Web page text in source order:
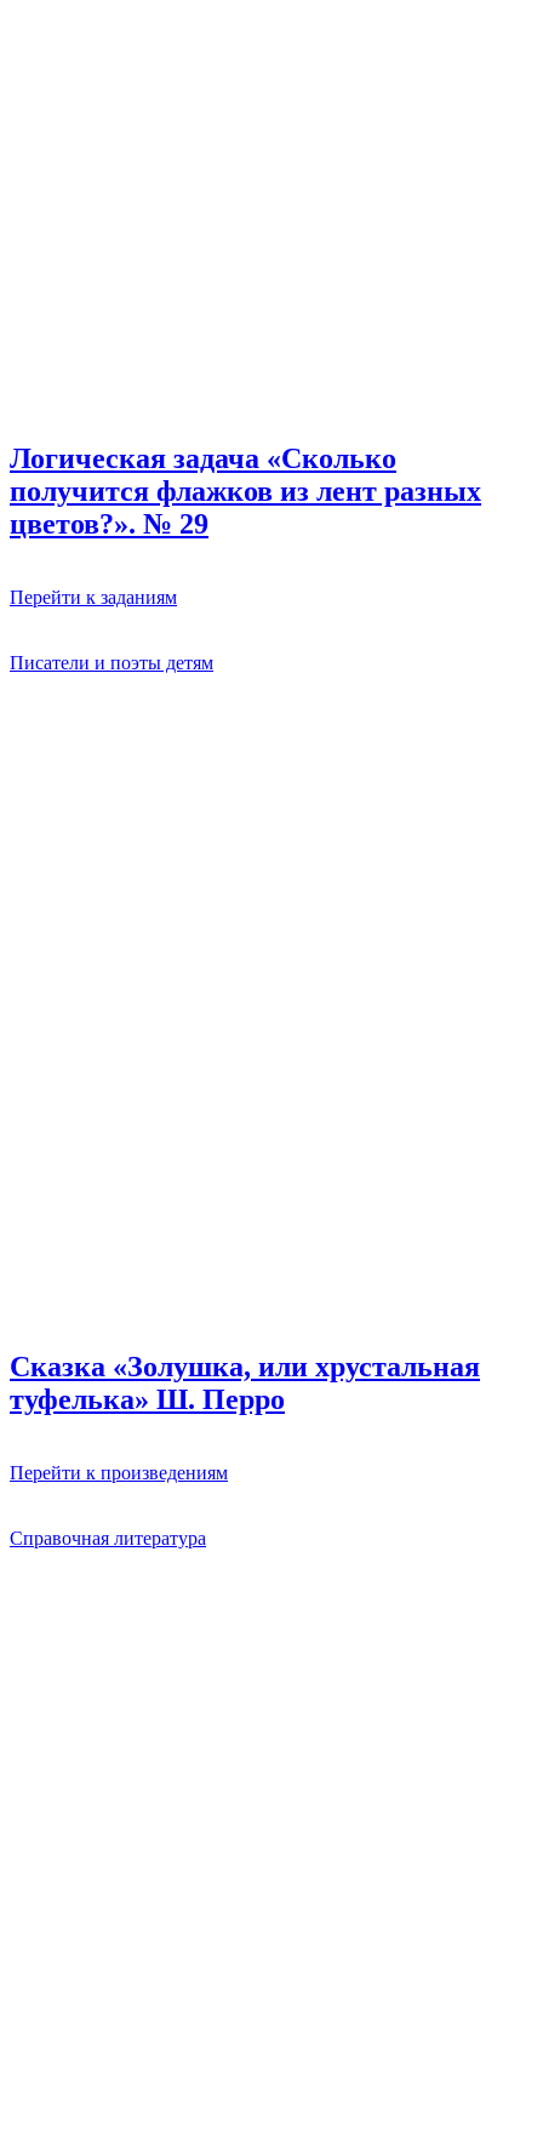
Логическая задача «Сколько
получится флажков из лент разных
цветов?». № 29
Перейти к заданиям
Писатели и поэты детям
Сказка «Золушка, или хрустальная
туфелька» Ш. Перро
Перейти к произведениям
Справочная литература